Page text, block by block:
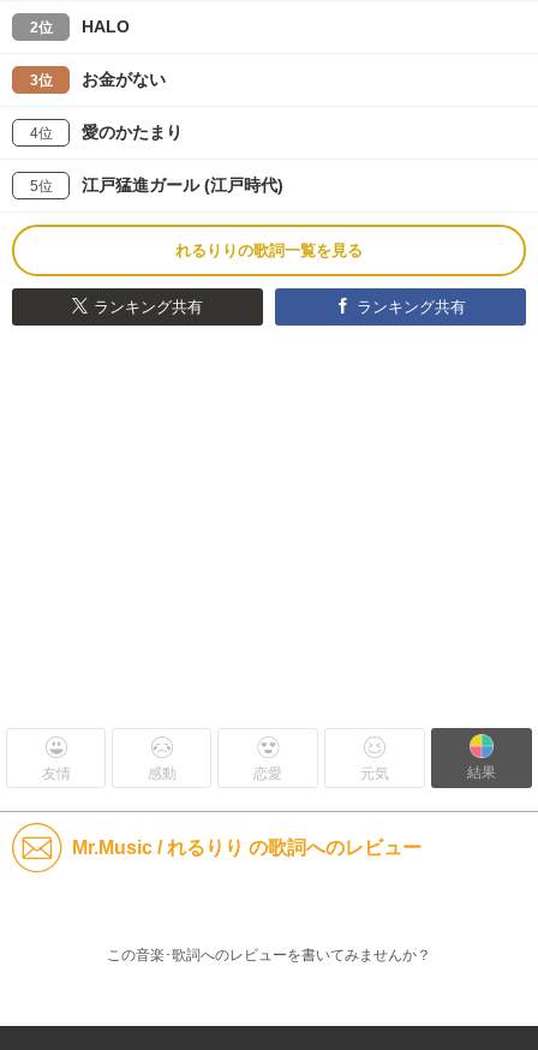
2位 HALO
3位 お金がない
4位 愛のかたまり
5位 江戸猛進ガール (江戸時代)
れるりりの歌詞一覧を見る
ランキング共有 ランキング共有
友情 感動 恋愛 元気 結果
Mr.Music / れるりり の歌詞へのレビュー
この音楽･歌詞へのレビューを書いてみませんか？